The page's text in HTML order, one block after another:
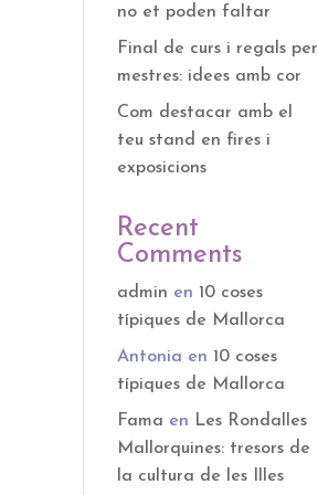
no et poden faltar
Final de curs i regals per
mestres: idees amb cor
Com destacar amb el
teu stand en fires i
exposicions
Recent
Comments
admin en 10 coses
típiques de Mallorca
Antonia en 10 coses
típiques de Mallorca
Fama en Les Rondalles
Mallorquines: tresors de
la cultura de les Illes